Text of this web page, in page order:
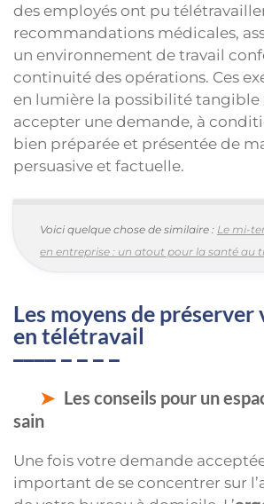
des employés ont pu
recommandations médicales,
un environnement de travail
continuité des opérations. Ces
en lumière la possibilité tangible
accepter une demande, à
bien préparée et présentée de
persuasive et factuelle.
Voici quelque chose de similaire : Le mi-
en entreprise : un atout pour la santé au
Les moyens de
en télétravail
Les conseils pour un
sain
Une fois votre demande
important de se concentrer sur